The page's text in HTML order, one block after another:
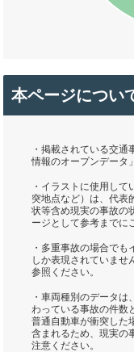
本ページについ
・掲載されている交
情報のオープンデータ
・イラストに使用し
突地点など）は、代表
状等含め現実の事故の
ージとして参考までに
・多重事故の場合で
しか表現されていませ
参照ください。
・車両種別のデータ
わっている事故の件数
普通自動車が衝突した
含まれるため、現実の
注意ください。